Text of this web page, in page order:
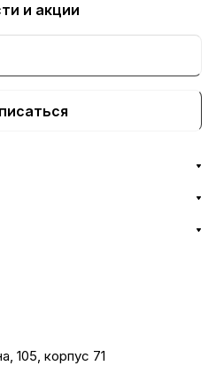
и акции
105, корпус 71